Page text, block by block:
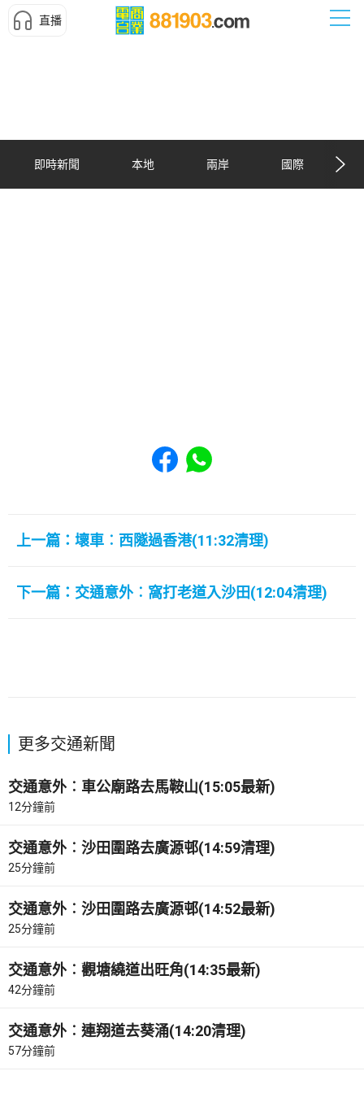
直播
即時新聞 本地 兩岸 國際
Share to Facebook
Share to WhatsApp
上一篇：壞車︰西隧過香港(11:32清理)
下一篇：交通意外︰窩打老道入沙田(12:04清理)
更多交通新聞
交通意外︰車公廟路去馬鞍山(15:05最新)
12分鐘前
交通意外︰沙田圍路去廣源邨(14:59清理)
25分鐘前
交通意外︰沙田圍路去廣源邨(14:52最新)
25分鐘前
交通意外︰觀塘繞道出旺角(14:35最新)
42分鐘前
交通意外︰連翔道去葵涌(14:20清理)
57分鐘前